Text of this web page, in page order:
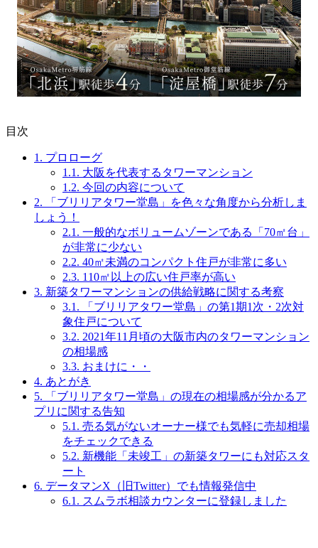
目次
1. プロローグ
1.1. 大阪を代表するタワーマンション
1.2. 今回の内容について
2. 「ブリリアタワー堂島」を色々な角度から分析しま
しょう！
2.1. 一般的なボリュームゾーンである「70㎡台」
が非常に少ない
2.2. 40㎡未満のコンパクト住戸が非常に多い
2.3. 110㎡以上の広い住戸率が高い
3. 新築タワーマンションの供給戦略に関する考察
3.1. 「ブリリアタワー堂島」の第1期1次・2次対
象住戸について
3.2. 2021年11月頃の大阪市内のタワーマンション
の相場感
3.3. おまけに・・
4. あとがき
5. 「ブリリアタワー堂島」の現在の相場感が分かるア
プリに関する告知
5.1. 売る気がないオーナー様でも気軽に売却相場
をチェックできる
5.2. 新機能「未竣工」の新築タワーにも対応スタ
ート
6. データマンX（旧Twitter）でも情報発信中
6.1. スムラボ相談カウンターに登録しました